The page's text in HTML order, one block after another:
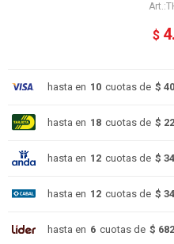
$
hasta en 10 cuotas de $
hasta en 18 cuotas de $
hasta en 12 cuotas de $
hasta en 12 cuotas de $
hasta en 6 cuotas de $ 682